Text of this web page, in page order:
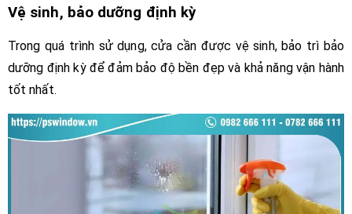
Vệ sinh, bảo dưỡng định kỳ
Trong quá trình sử dụng, cửa cần được vệ sinh, bảo trì bảo
dưỡng định kỳ để đảm bảo độ bền đẹp và khả năng vận hành
tốt nhất.